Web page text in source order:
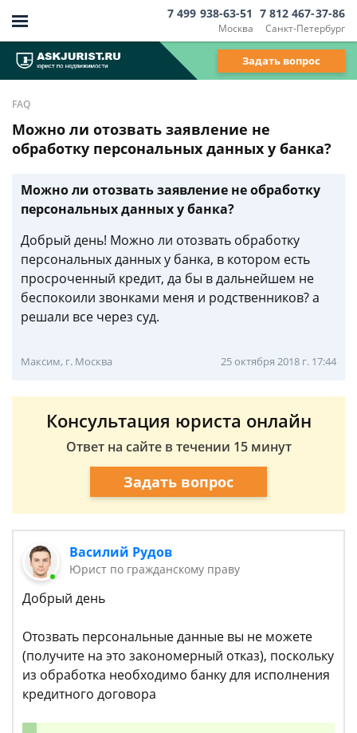
Москва
7 499 938-63-51
Санкт-Петербург
7 812 467-37-86
Задать вопрос
FAQ
Можно ли отозвать заявление не
обработку персональных данных у банка?
Можно ли отозвать заявление не обработку
персональных данных у банка?
Добрый день! Можно ли отозвать обработку
персональных данных у банка, в котором есть
просроченный кредит, да бы в дальнейшем не
беспокоили звонками меня и родственников? а
решали все через суд.
Максим, г. Москва 25 октября 2018 г. 17:44
Консультация юриста онлайн
Ответ на сайте в течении 15 минут
Задать вопрос
Василий Рудов
Юрист по гражданскому праву
Добрый день
Отозвать персональные данные вы не можете
(получите на это закономерный отказ), поскольку
из обработка необходимо банку для исполнения
кредитного договора